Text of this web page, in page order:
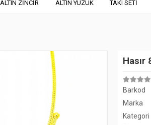
ALTIN ZİNCİR ALTIN YÜZÜK TAKI SETİ
Hasır
Barkod
Marka
Kategori